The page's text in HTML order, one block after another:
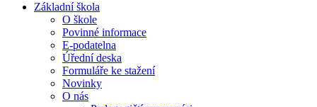
Základní škola
O škole
Povinné informace
E-podatelna
Úřední deska
Formuláře ke stažení
Novinky
O nás